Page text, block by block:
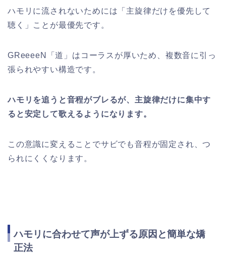
ハモリに流されないためには「主旋律だけを優先して
聴く」ことが最優先です。
GReeeeN「道」はコーラスが厚いため、複数音に引っ
張られやすい構造です。
ハモリを追うと音程がブレるが、主旋律だけに集中す
ると安定して歌えるようになります。
この意識に変えることでサビでも音程が固定され、つ
られにくくなります。
ハモリに合わせて声が上ずる原因と簡単な矯
正法